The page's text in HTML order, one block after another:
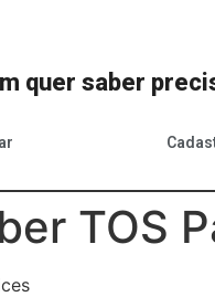
quer saber
TOS